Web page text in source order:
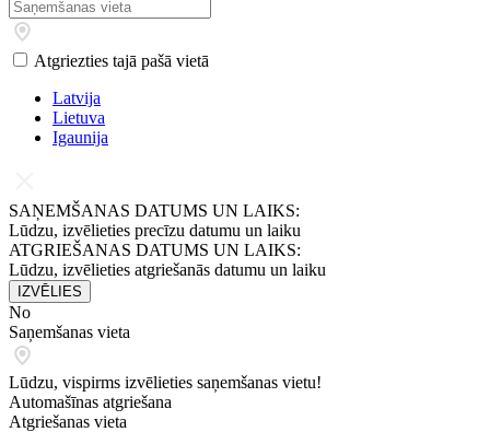
Atgriezties tajā pašā vietā
Latvijа
Lietuva
Igaunija
SAŅEMŠANAS DATUMS UN LAIKS:
Lūdzu, izvēlieties precīzu datumu un laiku
ATGRIEŠANAS DATUMS UN LAIKS:
Lūdzu, izvēlieties atgriešanās datumu un laiku
IZVĒLIES
No
Saņemšanas vieta
Lūdzu, vispirms izvēlieties saņemšanas vietu!
Automašīnas atgriešana
Atgriešanas vieta